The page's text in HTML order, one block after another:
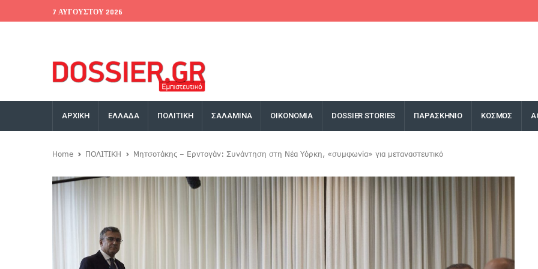
7 ΑΥΓΟΎΣΤΟΥ 2026
ΑΡΧΙΚΗ ΕΛΛΑΔΑ ΠΟΛΙΤΙΚΗ ΣΑΛΑΜΙΝΑ ΟΙΚΟΝΟΜΙΑ DOSSIER STORIES ΠΑΡΑΣΚΗΝΙΟ ΚΟΣΜΟΣ
Home ΠΟΛΙΤΙΚΗ Μητσοτάκης – Ερντογάν: Συνάντηση στη Νέα Υόρκη, «συμφωνία» για μεταναστευτικό